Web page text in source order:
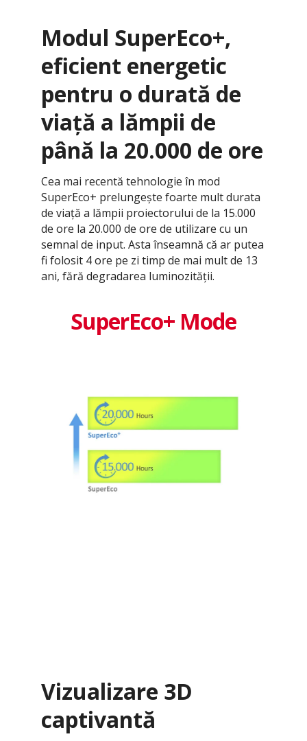
Modul SuperEco+,
eficient energetic
pentru o durată de
viață a lămpii de
până la 20.000 de ore
Cea mai recentă tehnologie în mod
SuperEco+ prelungește foarte mult durata
de viață a lămpii proiectorului de la 15.000
de ore la 20.000 de ore de utilizare cu un
semnal de input. Asta înseamnă că ar putea
fi folosit 4 ore pe zi timp de mai mult de 13
ani, fără degradarea luminozității.
SuperEco+ Mode
Vizualizare 3D
captivantă